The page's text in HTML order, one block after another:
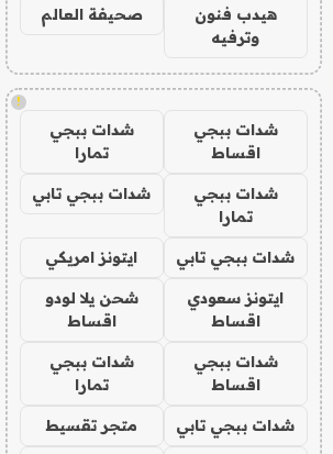
هيدب فنون
وترفيه
صحيفة العالم
!
شدات ببجي
اقساط
شدات ببجي
تمارا
شدات ببجي
تمارا
شدات ببجي تابي
شدات ببجي تابي ايتونز امريكي
ايتونز سعودي
اقساط
شحن يلا لودو
اقساط
شدات ببجي
اقساط
شدات ببجي
تمارا
شدات ببجي تابي متجر تقسيط